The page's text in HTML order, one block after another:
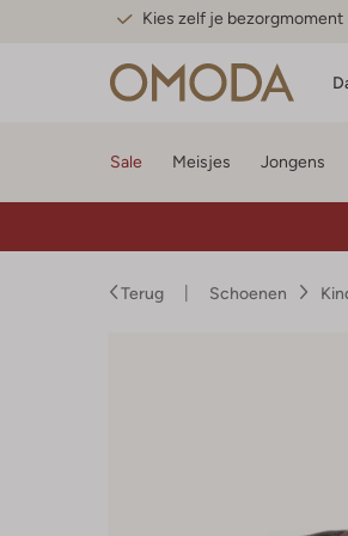
Kies zelf je bezorgmoment
Sale Meisjes Jongens
Terug Schoenen